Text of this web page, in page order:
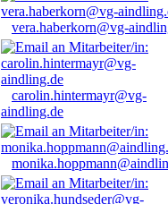
vera.haberkorn@vg-
carolin.hintermayr@vg-
aindling.de